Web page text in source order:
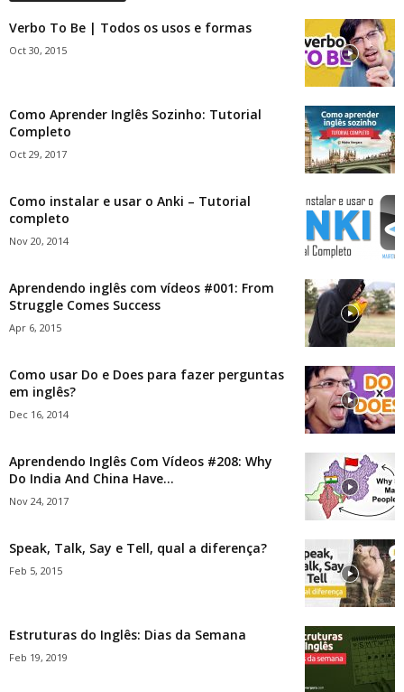
Verbo To Be | Todos os usos e formas
Oct 30, 2015
Como Aprender Inglês Sozinho: Tutorial
Completo
Oct 29, 2017
Como instalar e usar o Anki – Tutorial
completo
Nov 20, 2014
Aprendendo inglês com vídeos #001: From
Struggle Comes Success
Apr 6, 2015
Como usar Do e Does para fazer perguntas
em inglês?
Dec 16, 2014
Aprendendo Inglês Com Vídeos #208: Why
Do India And China Have...
Nov 24, 2017
Speak, Talk, Say e Tell, qual a diferença?
Feb 5, 2015
Estruturas do Inglês: Dias da Semana
Feb 19, 2019